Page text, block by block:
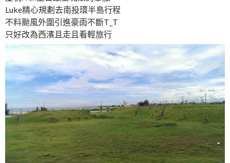
Luke精心規劃去南投環半島行程
不料颱風外圍引進豪雨不斷T_T
只好改為西濱且走且看輕旅行